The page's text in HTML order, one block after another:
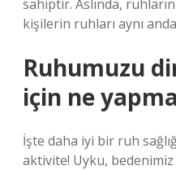
sahiptir. Aslında,
kişilerin ruhları aynı
Ruhumuzu
için ne
İşte daha iyi bir ruh
aktivite! Uyku,